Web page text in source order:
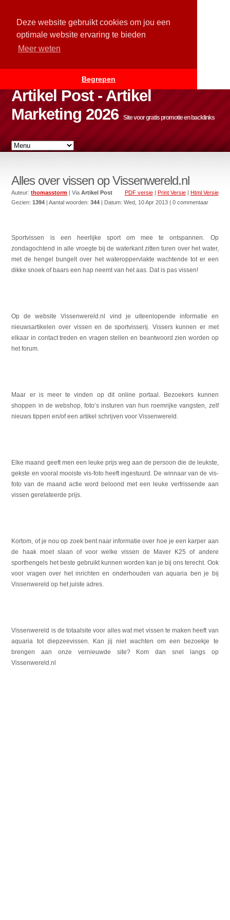
Deze website gebruikt cookies om jou een
optimale website ervaring te bieden
Meer weten
Begrepen
Artikel Post - Artikel
Marketing 2026
Site voor gratis promotie en backlinks
Alles over vissen op Vissenwereld.nl
PDF versie| Print Versie| Html Versie
Auteur:thomasstorm | ViaArtikel Post
Gezien:1394 | Aantal woorden:344 | Datum:Wed, 10 Apr 2013 | 0 commentaar
Sportvissen is een heerlijke sport om mee te ontspannen. Op
zondagochtend in alle vroegte bij de waterkant zitten turen over het water,
met de hengel bungelt over het wateroppervlakte wachtende tot er een
dikke snoek of baars een hap neemt van het aas. Dat is pas vissen!
Op de website Vissenwereld.nl vind je uiteenlopende informatie en
nieuwsartikelen over vissen en de sportvisserij. Vissers kunnen er met
elkaar in contact treden en vragen stellen en beantwoord zien worden op
het forum.
Maar er is meer te vinden op dit online portaal. Bezoekers kunnen
shoppen in de webshop, foto’s insturen van hun roemrijke vangsten, zelf
nieuws tippen en/of een artikel schrijven voor Vissenwereld.
Elke maand geeft men een leuke prijs weg aan de persoon die de leukste,
gekste en vooral mooiste vis-foto heeft ingestuurd. De winnaar van de vis-
foto van de maand actie word beloond met een leuke verfrissende aan
vissen gerelateerde prijs.
Kortom, of je nou op zoek bent naar informatie over hoe je een karper aan
de haak moet slaan of voor welke vissen de Maver K25 of andere
sporthengels het beste gebruikt kunnen worden kan je bij ons terecht. Ook
voor vragen over het inrichten en onderhouden van aquaria ben je bij
Vissenwereld op het juiste adres.
Vissenwereld is de totaalsite voor alles wat met vissen te maken heeft van
aquaria tot diepzeevissen. Kan jij niet wachten om een bezoekje te
brengen aan onze vernieuwde site? Kom dan snel langs op
Vissenwereld.nl